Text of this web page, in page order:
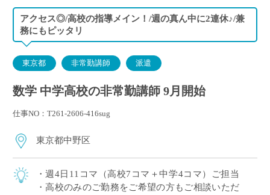
アクセス◎/高校の指導メイン！/週の真ん中に2連休♪/兼
務にもピッタリ
東京都 非常勤講師 派遣
数学 中学高校の非常勤講師 9月開始
仕事NO：T261-2606-416sug
東京都中野区
・週4日11コマ（高校7コマ＋中学4コマ）ご担当
・高校のみのご勤務をご希望の方もご相談いただ